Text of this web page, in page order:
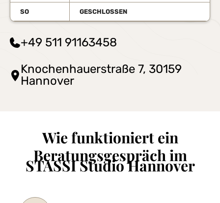
SO GESCHLOSSEN
+49 511 91163458
Knochenhauerstraße 7, 30159
Hannover
Wie funktioniert ein
Beratungsgespräch im
STASSI Studio Hannover